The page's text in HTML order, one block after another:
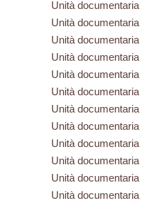
Unità documentaria
Unità documentaria
Unità documentaria
Unità documentaria
Unità documentaria
Unità documentaria
Unità documentaria
Unità documentaria
Unità documentaria
Unità documentaria
Unità documentaria
Unità documentaria